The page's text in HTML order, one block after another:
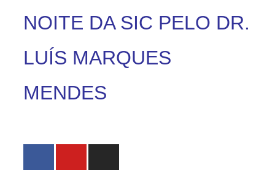
NOITE DA SIC PELO DR.
LUÍS MARQUES
MENDES